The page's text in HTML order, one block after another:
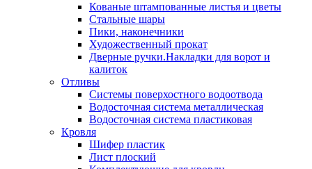
Кованые штампованные листья и цветы
Стальные шары
Пики, наконечники
Художественный прокат
Дверные ручки.Накладки для ворот и
калиток
Отливы
Системы поверхостного водоотвода
Водосточная система металлическая
Водосточная система пластиковая
Кровля
Шифер пластик
Лист плоский